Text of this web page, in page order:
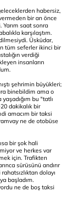
habersiz,
bir an önce
saat sonra
karşılaştım.
Üsküdar,
tüm seferler ikinci bir
verdiği
insanların
şehrimin büyükleri;
binebildim ama o
bu "tatlı
dakikalık bir
amacım bir taksi
ne de otobüse
bir şok hali
ve herkes var
için. Trafikten
sürüsünü andırır
dolayı
başladım.
ne de boş taksi